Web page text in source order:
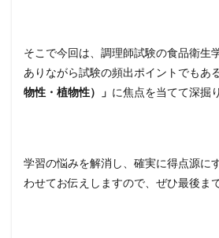
そこで今回は、調理師試験の食品衛生
ありながら試験の頻出ポイントでもあ
物性・植物性）」 に焦点を当てて深掘
学習の悩みを解消し、確実に得点源に
わせてお伝えしますので、ぜひ最後ま